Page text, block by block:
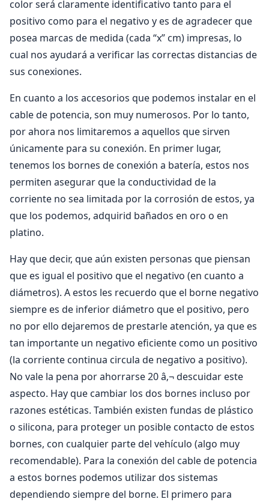
color será claramente identificativo tanto para el
positivo como para el negativo y es de agradecer que
posea marcas de medida (cada “x” cm) impresas, lo
cual nos ayudará a verificar las correctas distancias de
sus conexiones.
En cuanto a los accesorios que podemos instalar en el
cable de potencia, son muy numerosos. Por lo tanto,
por ahora nos limitaremos a aquellos que sirven
únicamente para su conexión. En primer lugar,
tenemos los bornes de conexión a batería, estos nos
permiten asegurar que la conductividad de la
corriente no sea limitada por la corrosión de estos, ya
que los podemos, adquirid bañados en oro o en
platino.
Hay que decir, que aún existen personas que piensan
que es igual el positivo que el negativo (en cuanto a
diámetros). A estos les recuerdo que el borne negativo
siempre es de inferior diámetro que el positivo, pero
no por ello dejaremos de prestarle atención, ya que es
tan importante un negativo eficiente como un positivo
(la corriente continua circula de negativo a positivo).
No vale la pena por ahorrarse 20 â‚¬ descuidar este
aspecto. Hay que cambiar los dos bornes incluso por
razones estéticas. También existen fundas de plástico
o silicona, para proteger un posible contacto de estos
bornes, con cualquier parte del vehículo (algo muy
recomendable). Para la conexión del cable de potencia
a estos bornes podemos utilizar dos sistemas
dependiendo siempre del borne. El primero para